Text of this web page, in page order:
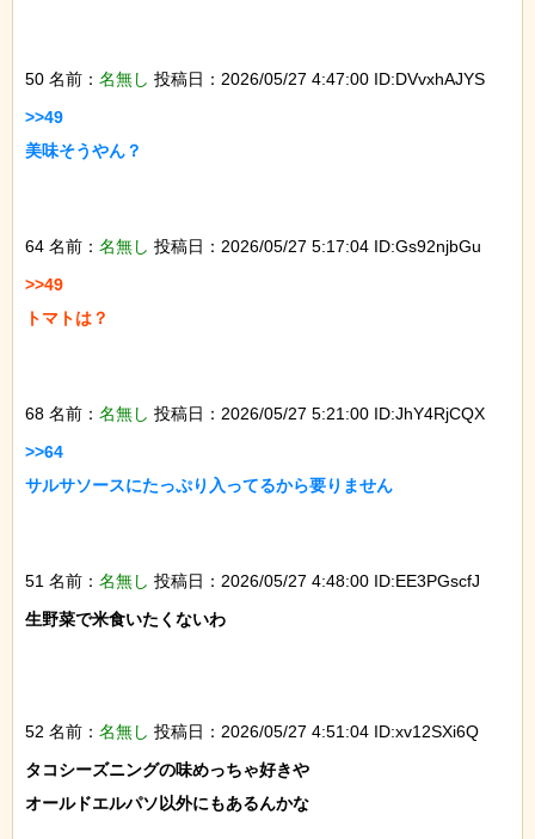
50 名前： 名無し 投稿日：2026/05/27 4:47:00 ID:DVvxhAJYS
>>49
美味そうやん？
64 名前： 名無し 投稿日：2026/05/27 5:17:04 ID:Gs92njbGu
>>49
トマトは？
68 名前： 名無し 投稿日：2026/05/27 5:21:00 ID:JhY4RjCQX
>>64
サルサソースにたっぷり入ってるから要りません
51 名前： 名無し 投稿日：2026/05/27 4:48:00 ID:EE3PGscfJ
生野菜で米食いたくないわ
52 名前： 名無し 投稿日：2026/05/27 4:51:04 ID:xv12SXi6Q
タコシーズニングの味めっちゃ好きや
オールドエルパソ以外にもあるんかな